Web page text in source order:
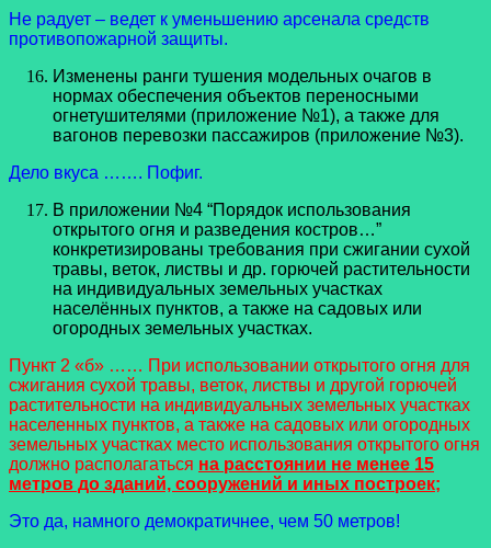
Не радует – ведет к уменьшению арсенала средств
противопожарной защиты.
Изменены ранги тушения модельных очагов в
нормах обеспечения объектов переносными
огнетушителями (приложение №1), а также для
вагонов перевозки пассажиров (приложение №3).
Дело вкуса ……. Пофиг.
В приложении №4 “Порядок использования
открытого огня и разведения костров…”
конкретизированы требования при сжигании сухой
травы, веток, листвы и др. горючей растительности
на индивидуальных земельных участках
населённых пунктов, а также на садовых или
огородных земельных участках.
Пункт 2 «б» …… При использовании открытого огня для
сжигания сухой травы, веток, листвы и другой горючей
растительности на индивидуальных земельных участках
населенных пунктов, а также на садовых или огородных
земельных участках место использования открытого огня
должно располагаться на расстоянии не менее 15
метров до зданий, сооружений и иных построек;
Это да, намного демократичнее, чем 50 метров!